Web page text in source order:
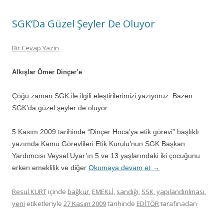
SGK’Da Güzel Şeyler De Oluyor
Bir Cevap Yazın
Alkışlar Ömer Dinçer’e
Çoğu zaman SGK ile ilgili eleştirilerimizi yazıyoruz. Bazen
SGK’da güzel şeyler de oluyor.
5 Kasım 2009 tarihinde “Dinçer Hoca’ya etik görevi” başlıklı
yazımda Kamu Görevlileri Etik Kurulu’nun SGK Başkan
Yardımcısı Veysel Uyar’ın 5 ve 13 yaşlarındaki iki çocuğunu
erken emeklilik ve diğer Okumaya devam et →
Resul KURT içinde bağkur, EMEKLİ, sandığı, SSK,yapılandırılması,
yeni etiketleriyle 27 Kasım 2009tarihinde EDİTÖRtarafınadan